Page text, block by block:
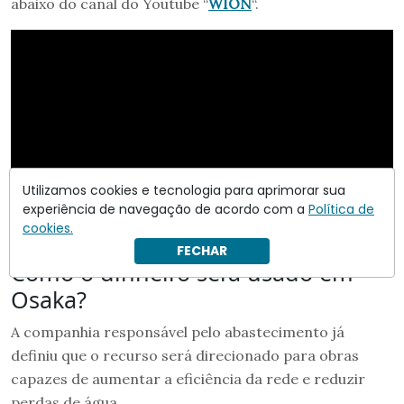
Como o dinheiro será usado em
Osaka?
A companhia responsável pelo abastecimento já
definiu que o recurso será direcionado para obras
capazes de aumentar a eficiência da rede e reduzir
Utilizamos cookies e tecnologia para aprimorar sua
experiência de navegação de acordo com a Política de
cookies.
FECHAR